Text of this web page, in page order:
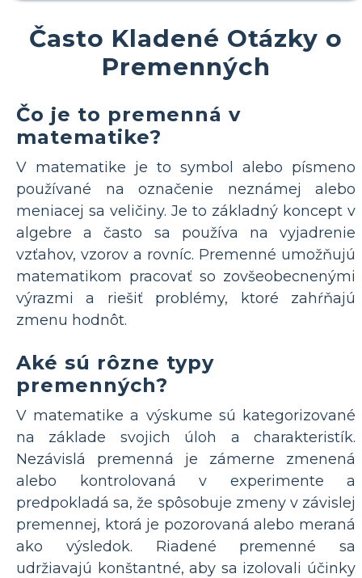
Často Kladené Otázky o
Premenných
Čo je to premenná v
matematike?
V matematike je to symbol alebo písmeno
používané na označenie neznámej alebo
meniacej sa veličiny. Je to základný koncept v
algebre a často sa používa na vyjadrenie
vzťahov, vzorov a rovníc. Premenné umožňujú
matematikom pracovať so zovšeobecnenými
výrazmi a riešiť problémy, ktoré zahŕňajú
zmenu hodnôt.
Aké sú rôzne typy
premenných?
V matematike a výskume sú kategorizované
na základe svojich úloh a charakteristík.
Nezávislá premenná je zámerne zmenená
alebo kontrolovaná v experimente a
predpokladá sa, že spôsobuje zmeny v závislej
premennej, ktorá je pozorovaná alebo meraná
ako výsledok. Riadené premenné sa
udržiavajú konštantné, aby sa izolovali účinky